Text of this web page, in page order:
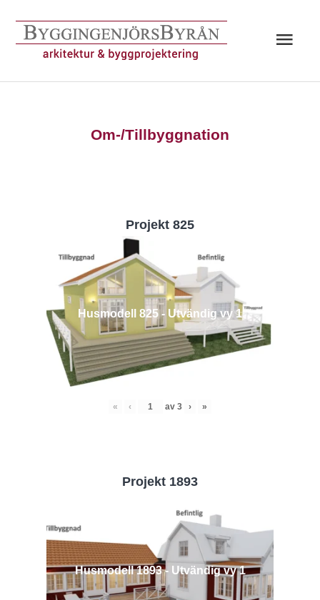
innehåll
Om-/Tillbyggnation
Projekt 825
Husmodell 825 - Utvändig vy 1
« ‹ av 3 › »
Projekt 1893
Husmodell 1893 - Utvändig vy 1